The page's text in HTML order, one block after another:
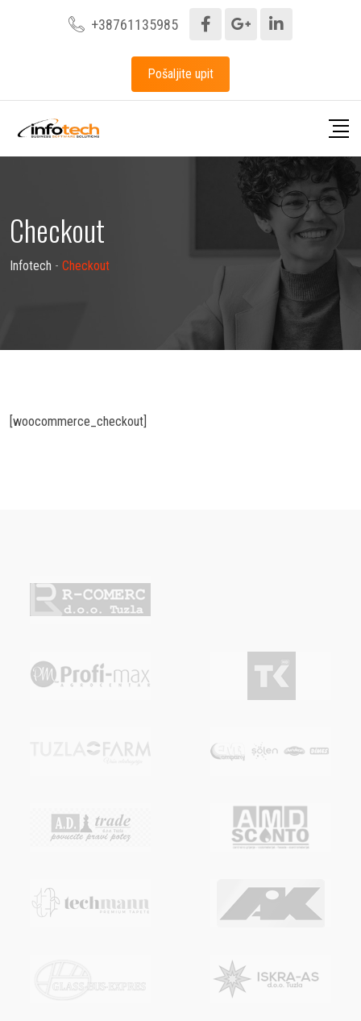
+38761135985
Pošaljite upit
Checkout
Infotech - Checkout
[woocommerce_checkout]